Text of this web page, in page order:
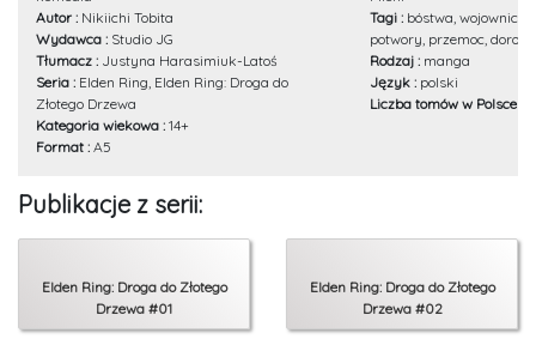
Autor : Nikiichi Tobita
Wydawca : Studio JG
Tłumacz : Justyna Harasimiuk-Latoś
Seria : Elden Ring, Elden Ring: Droga do
Złotego Drzewa
Kategoria wiekowa : 14+
Format : A5
Tagi : bóstwa,
potwory, przemoc,
Rodzaj : manga
Język : polski
Liczba tomów w Polsce :
Publikacje z serii:
Elden Ring: Droga do Złotego
Drzewa #01
Elden Ring: Droga do Złotego
Drzewa #02